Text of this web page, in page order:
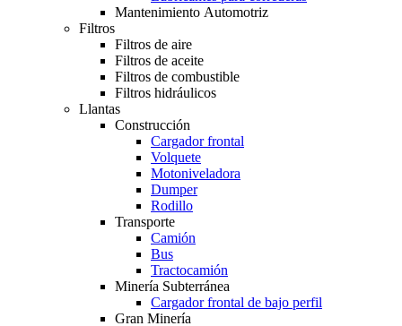
Mantenimiento Automotriz
Filtros
Filtros de aire
Filtros de aceite
Filtros de combustible
Filtros hidráulicos
Llantas
Construcción
Cargador frontal
Volquete
Motoniveladora
Dumper
Rodillo
Transporte
Camión
Bus
Tractocamión
Minería Subterránea
Cargador frontal de bajo perfil
Gran Minería